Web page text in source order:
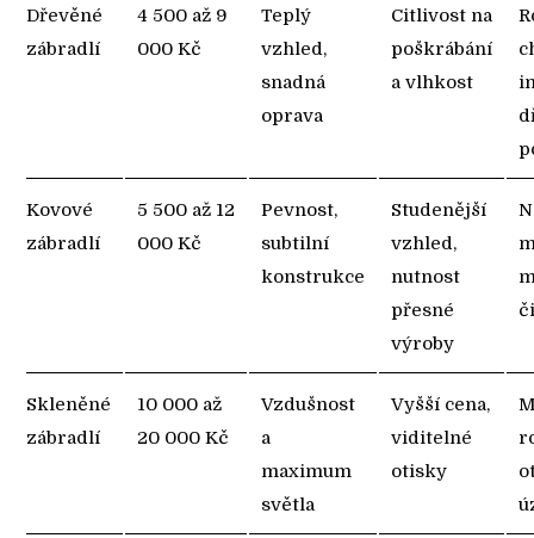
Dřevěné
zábradlí
4 500 až 9
000 Kč
Teplý
vzhled,
snadná
oprava
Citlivost na
poškrábání
a vlhkost
Kovové
zábradlí
5 500 až 12
000 Kč
Pevnost,
subtilní
konstrukce
Studenější
vzhled,
nutnost
přesné
výroby
Skleněné
zábradlí
10 000 až
20 000 Kč
Vzdušnost
a
maximum
světla
Vyšší cena,
viditelné
otisky